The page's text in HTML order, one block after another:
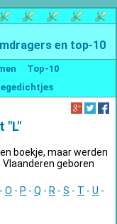
en top-10
Top-10
"L"
boekje, maar werden
geboren
- O - P - Q - R - S - T - U -